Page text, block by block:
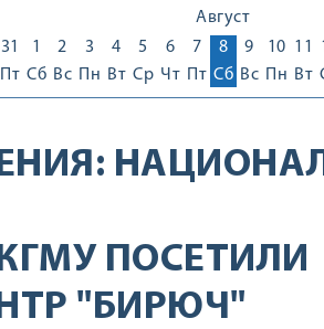
Август
31
Пт
1
Сб
2
Вс
3
Пн
4
Вт
5
Ср
6
Чт
7
Пт
8
Сб
9
Вс
10
Пн
11
Вт
ПОСЕТИЛИ
"БИРЮЧ"